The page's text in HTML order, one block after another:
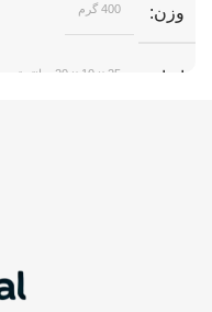
وزن
400 گرم
ابعاد 25 × 10 × 20 سانتیمتر